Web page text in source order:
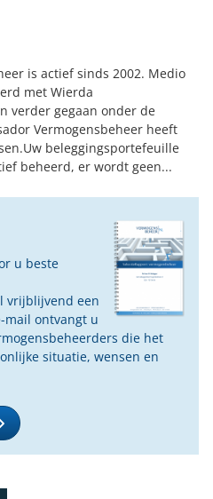
is actief sinds 2002. Medio
met Wierda
verder gegaan onder de
Vermogensbeheer heeft
beleggingsportefeuille
beheerd, er wordt geen...
u beste
vrijblijvend een
mail ontvangt u
die het
situatie, wensen en